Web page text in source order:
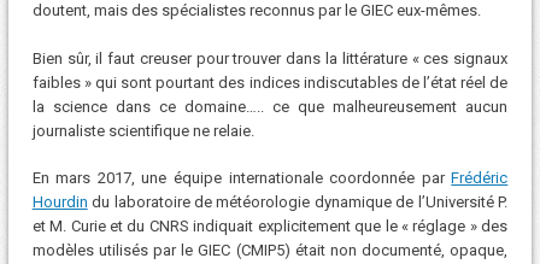
doutent, mais des spécialistes reconnus par le GIEC eux-mêmes.
Bien sûr, il faut creuser pour trouver dans la littérature « ces signaux
faibles » qui sont pourtant des indices indiscutables de l’état réel de
la science dans ce domaine….. ce que malheureusement aucun
journaliste scientifique ne relaie.
En mars 2017, une équipe internationale coordonnée parFrédéric
Hourdin du laboratoire de météorologie dynamique de l’Université P.
et M. Curie et du CNRS indiquait explicitement que le « réglage » des
modèles utilisés par le GIEC (CMIP5) était non documenté, opaque,